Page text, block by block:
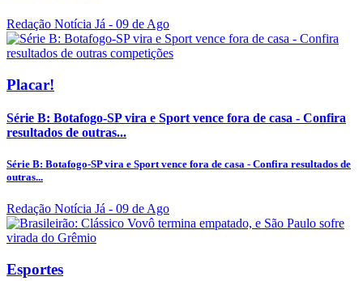
Redação Notícia Já - 09 de Ago
Placar!
Série B: Botafogo-SP vira e Sport vence fora de casa - Confira
resultados de outras...
Série B: Botafogo-SP vira e Sport vence fora de casa - Confira resultados de
outras...
Redação Notícia Já - 09 de Ago
Esportes